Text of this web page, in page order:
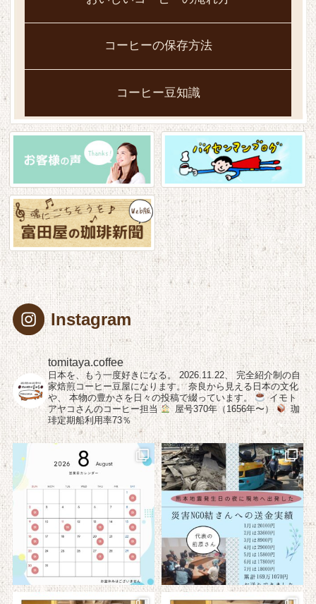
コーヒーの保存方法
コーヒー豆知識
Instagram
tomitaya.coffee
日本を、もう一度好きになる。2026.11.22、
完全紹介制の自
家焙煎コーヒー豆屋になります。奈良から見える日本の文化
や、本物の豊かさを日々の投稿で綴っています。
イモト
アヤコさんのコーヒー担当
屋号370年（1656年〜）
珈
琲定期船利用率73％